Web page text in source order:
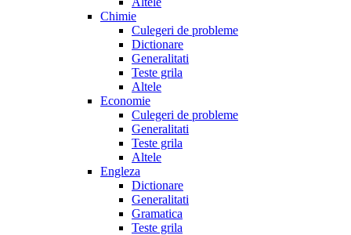
Chimie
Culegeri de probleme
Dictionare
Generalitati
Teste grila
Altele
Economie
Culegeri de probleme
Generalitati
Teste grila
Altele
Engleza
Dictionare
Generalitati
Gramatica
Teste grila